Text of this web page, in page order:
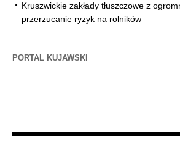
Kruszwickie zakłady tłuszczowe z
przerzucanie ryzyk na rolników
PORTAL KUJAWSKI